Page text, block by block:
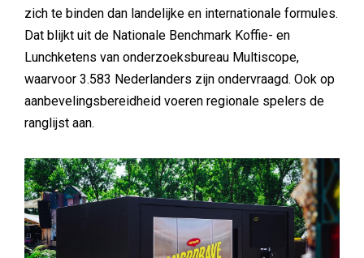
zich te binden dan landelijke en internationale formules.
Dat blijkt uit de Nationale Benchmark Koffie- en
Lunchketens van onderzoeksbureau Multiscope,
waarvoor 3.583 Nederlanders zijn ondervraagd. Ook op
aanbevelingsbereidheid voeren regionale spelers de
ranglijst aan.